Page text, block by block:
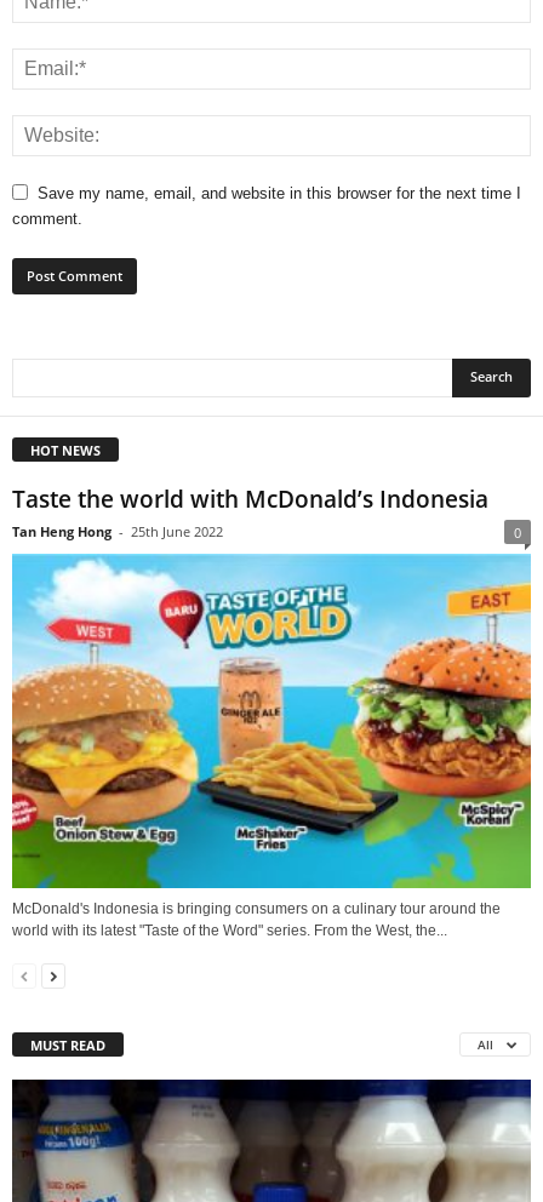
Save my name, email, and website in this browser for the next time I
comment.
HOT NEWS
Taste the world with McDonald’s Indonesia
Tan Heng Hong - 25th June 2022 0
McDonald's Indonesia is bringing consumers on a culinary tour around the
world with its latest "Taste of the Word" series. From the West, the...
MUST READ All